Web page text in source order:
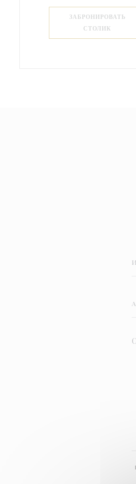
ЗАБРОНИРОВАТЬ
СТОЛИК